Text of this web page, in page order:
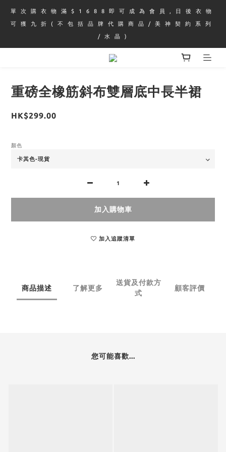
單 次 購 衣 物 滿 $ 1 6 8 8 即 可 成 為 會 員 , 日 後 衣 物
可 獲 九 折 ( 不 包 括 品 牌 代 購 商 品 / 美 神 契 約 系 列
/ 水 晶 )
重磅全橡筋斜布雙層底中長半裙
HK$299.00
顏色
加入購物車
加入追蹤清單
商品描述 了解更多
送貨及付款方
式
顧客評價
您可能喜歡...